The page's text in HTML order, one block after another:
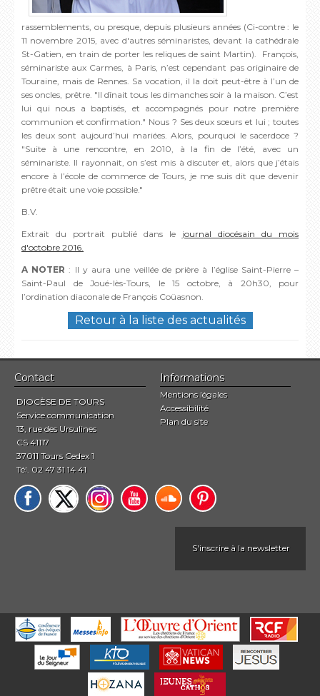
rassemblements, ou presque, depuis plusieurs années (Ci-contre : le
11 novembre 2015, avec d'autres séminaristes, devant la cathédrale
St-Gatien, en train de porter les reliques de saint Martin). François,
séminariste aux Carmes, à Paris, n’est cependant pas originaire de
Touraine, mais de Rennes. Sa vocation, il la doit peut-être à l’un de
ses oncles, prêtre. "Il dînait tous les dimanches soir à la maison. C’est
lui qui nous a baptisés, et accompagnés pour notre première
communion et confirmation." Nous ? Ses deux sœurs et lui ; toutes
les deux sont aujourd’hui mariées. Alors, pourquoi le sacerdoce ?
"Suite à une rencontre, en 2010, à la fin de l’été, avec un
séminariste. Il rayonnait, on s’est mis à discuter et, alors que j’étais
encore à l’école de commerce de Tours, je me suis dit que devenir
prêtre était une voie possible."
B.V.
Extrait du portrait publié dans le journal diocésain du mois
d'octobre 2016.
A NOTER : ll y aura une veillée de prière à l’église Saint-Pierre –
Saint-Paul de Joué-lès-Tours, le 15 octobre, à 20h30, pour
l’ordination diaconale de François Coüasnon.
Retour à la liste des actualités
Contact
DIOCÈSE DE TOURS
Service communication
13, rue des Ursulines
CS 41117
37011 Tours Cedex 1
Tél. 02 47 31 14 41
Informations
Mentions légales
Accessibilité
Plan du site
S'inscrire à la newsletter